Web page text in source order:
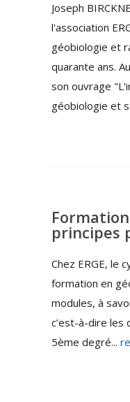
Joseph
l'association
géobiologie et
quarante ans.
son ouvrage
géobiologie et
principes
Chez ERGE, le
formation en
modules, à
c’est-à-dire les
5ème degré...